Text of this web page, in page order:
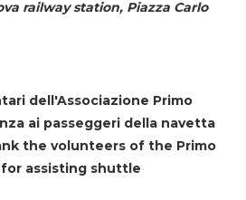
railway station, Piazza Carlo
dell'Associazione Primo
ai passeggeri della navetta
the volunteers of the Primo
assisting shuttle